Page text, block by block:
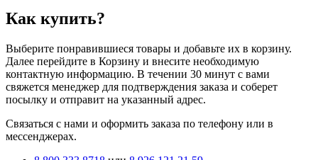
Как купить?
Выберите понравившиеся товары и добавьте их в корзину.
Далее перейдите в Корзину и внесите необходимую
контактную информацию. В течении 30 минут с вами
свяжется менеджер для подтверждения заказа и соберет
посылку и отправит на указанный адрес.
Cвязаться с нами и оформить заказа по телефону или в
мессенджерах.